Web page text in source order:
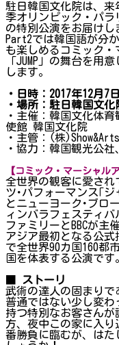
駐日韓国文化院は、来
季オリンピック・パラ
の特別公演をお届けし
Part2では韓国語が分
も楽しめるコミック
「JUMP」の舞台を用
します。
・日時：2017年12月7
・場所：駐日韓国文
・主催：韓国文化体
使館 韓国文化院
・主管：(株)Show&Arts
・協力：韓国観光公
【コミック・マーシャル
全世界の観客に愛され
ツ･パフォーマンス｢
とニューヨーク･ブロ
ィンバラフェスティ
ファミリーとBBCが主
アジア最初となる公
で全世界90カ国160都
国を体表する公演です
ストーリ
武術の達人の固まりで
普通ではない少し変
持つ特別なお客さん
方、夜中この家に入
番勝負に臨むが、はた